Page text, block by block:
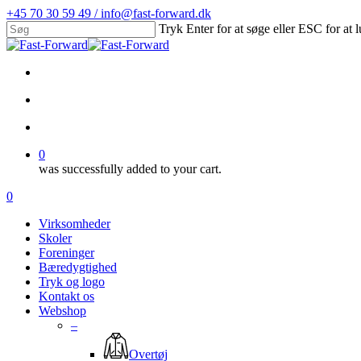
Skip
to
main
+45 70 30 59 49 / info@fast-forward.dk
Tryk Enter for at søge eller ESC for at
Close
0
was successfully added to your cart.
Menu
search
account
0
Virksomheder
Skoler
Foreninger
Bæredygtighed
Tryk og logo
Kontakt os
Webshop
–
Overtøj